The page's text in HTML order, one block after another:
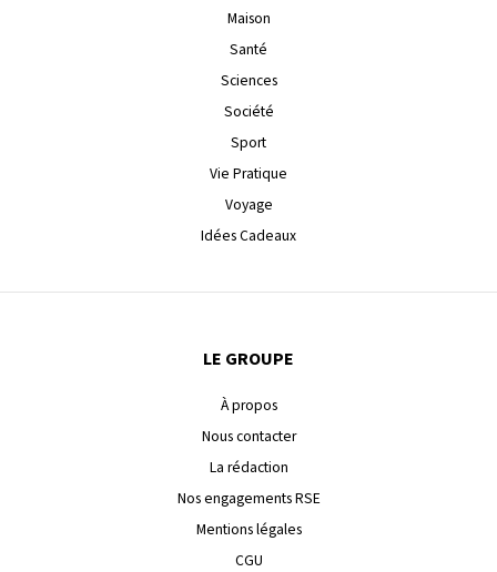
Maison
Santé
Sciences
Société
Sport
Vie Pratique
Voyage
Idées Cadeaux
LE GROUPE
À propos
Nous contacter
La rédaction
Nos engagements RSE
Mentions légales
CGU